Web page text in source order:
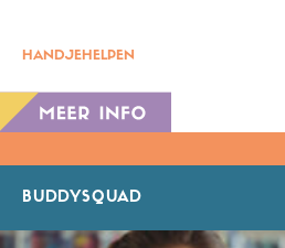
HANDJEHELPEN
BUDDYSQUAD